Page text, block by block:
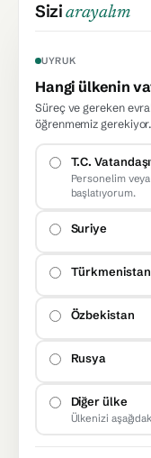
Siziarayalım
UYRUK
Hangi ülkenin
Süreç ve gereken
öğrenmemiz gerekiyor.
T.C.
Personelim
başlatıyorum.
Suriye
Türkmenistan
Özbekistan
Rusya
Diğer ülke
Ülkenizi